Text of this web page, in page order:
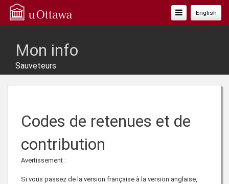
English
Basculer
La
Mon info
Sauveteurs
Codes de retenues et de
contribution
Avertissement :
Si vous passez de la version française à la version anglaise,